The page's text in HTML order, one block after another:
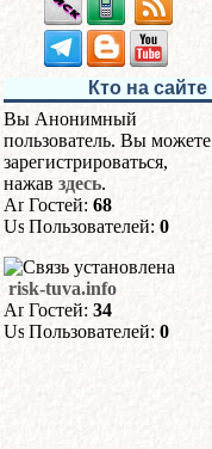
Кто на сайте
Вы Анонимный
пользователь. Вы можете
зарегистрироваться,
нажав здесь.
Гостей: 68
Пользователей: 0
risk-tuva.info
Гостей: 34
Пользователей: 0